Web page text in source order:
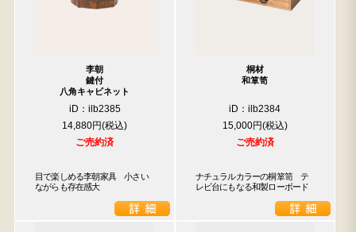
李朝
鍵付
八角キャビネット
iD：ilb2385
14,880円
ご売約済
目で楽しめる李朝家具　小さい
ながらも存在感大
桐材
和箪笥
iD：ilb2384
15,000円
ご売約済
ナチュラルカラーの桐箪笥　テ
レビ台にもなる和製ローボード